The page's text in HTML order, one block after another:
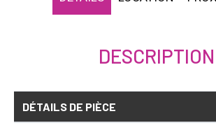
DESCRIPTION
DÉTAILS DE PIÈCE